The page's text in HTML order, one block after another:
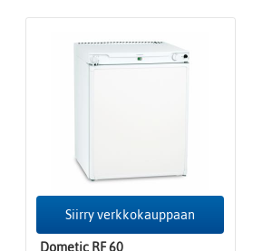
Siirry verkkokauppaan
Dometic RF 60